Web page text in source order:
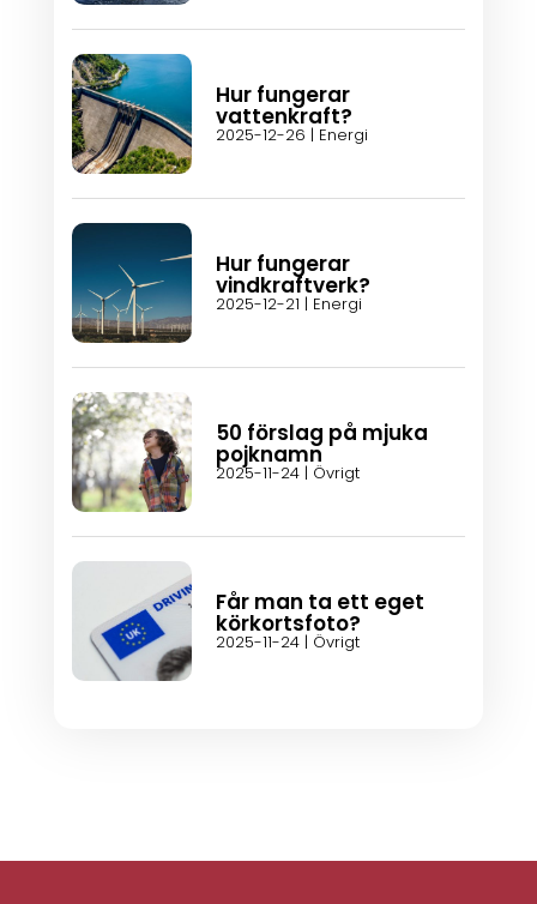
Hur fungerar
vattenkraft?
2025-12-26 | Energi
Hur fungerar
vindkraftverk?
2025-12-21 | Energi
50 förslag på mjuka
pojknamn
2025-11-24| Övrigt
Får man ta ett eget
körkortsfoto?
2025-11-24| Övrigt